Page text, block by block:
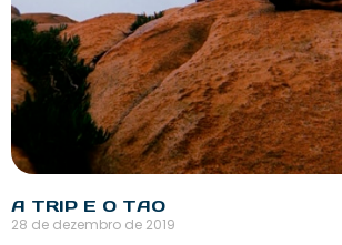
A TRIP E O TAO
28 de dezembro de 2019